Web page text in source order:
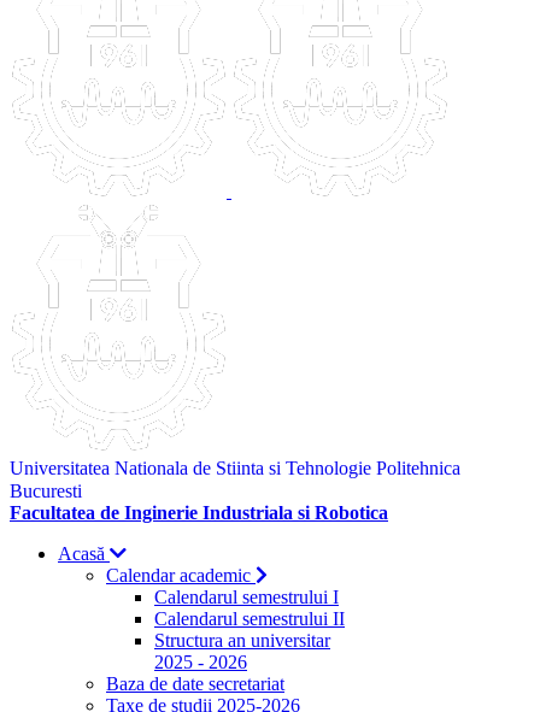
Universitatea Nationala de Stiinta si Tehnologie Politehnica
Bucuresti
Facultatea de Inginerie Industriala si Robotica
Acasă
Calendar academic
Calendarul semestrului I
Calendarul semestrului II
Structura an universitar
2025 - 2026
Baza de date secretariat
Taxe de studii 2025-2026